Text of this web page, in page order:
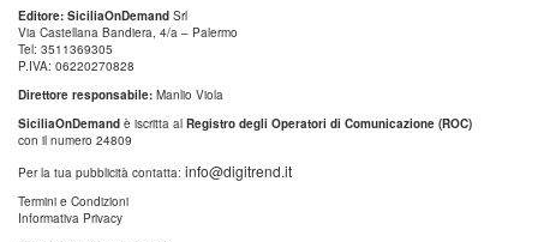
Editore: SiciliaOnDemand Srl
Via Castellana Bandiera, 4/a – Palermo
Tel: 3511369305
P.IVA: 06220270828
Direttore responsabile: Manlio Viola
SiciliaOnDemand è iscritta al Registro degli Operatori di Comunicazione (ROC)
con il numero 24809
Per la tua pubblicità contatta: info@digitrend.it
Termini e Condizioni
Informativa Privacy